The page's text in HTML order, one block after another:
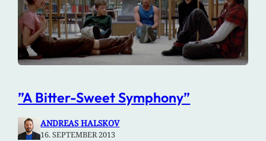
”A Bitter-Sweet Symphony”
ANDREAS HALSKOV
16. SEPTEMBER 2013